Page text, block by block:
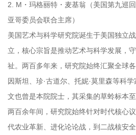
2. M・玛格丽特・麦基翁（美国第九巡
亚哥委员会联合主席）
美国艺术与科学研究院诞生于美国独立
立，核心宗旨是推动艺术与科学发展，
祉。两百多年来，研究院始终汇聚全球
因斯坦、珍·古道尔、托妮·莫里森等科
文也曾是本院院士，其采集的草蛉标本
两百余年间，研究院始终针对时代核心
代农业革新、进化论论战，到二战核安